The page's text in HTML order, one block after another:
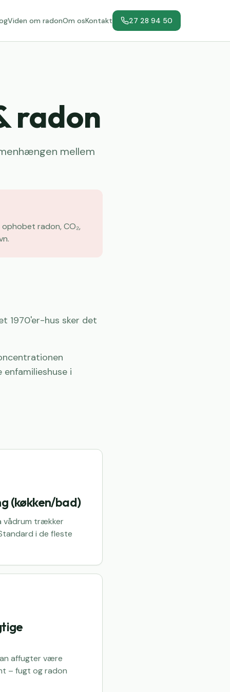
Viden om radonOm osKontakt 27 28 94 50
radon
mellem
radon, CO₂,
1970'er-hus sker det
i
(køkken/bad)
vådrum trækker
i de fleste
affugter være
– fugt og radon